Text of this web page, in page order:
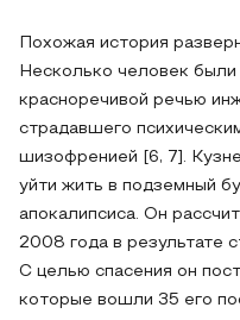
Похожая история
Несколько человек
красноречивой речью
страдавшего
шизофренией [6, 7].
уйти жить в подземный
апокалипсиса. Он
2008 года в результате
С целью спасения он
которые вошли 35 его